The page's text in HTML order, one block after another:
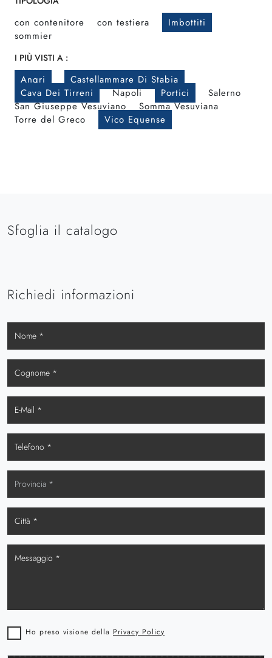
con contenitore con testiera
Imbottiti
sommier
I PIÙ VISTI A :
Angri
Castellammare Di Stabia
Cava Dei Tirreni
Napoli Portici
Salerno
San Giuseppe Vesuviano
Somma Vesuviana
Torre del Greco
Vico Equense
Sfoglia il catalogo
Richiedi informazioni
Ho preso visione della Privacy Policy